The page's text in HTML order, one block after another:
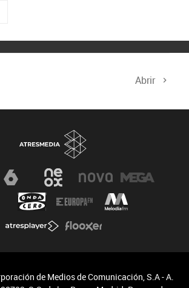
Abrir
de Medios de Comunicación, S.A - A.